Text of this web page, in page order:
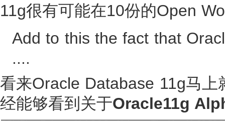
11g很有可能在10份的Open
Add to this the fact that
....
看来Oracle Database 11g马
经能够看到关于Oracle11g